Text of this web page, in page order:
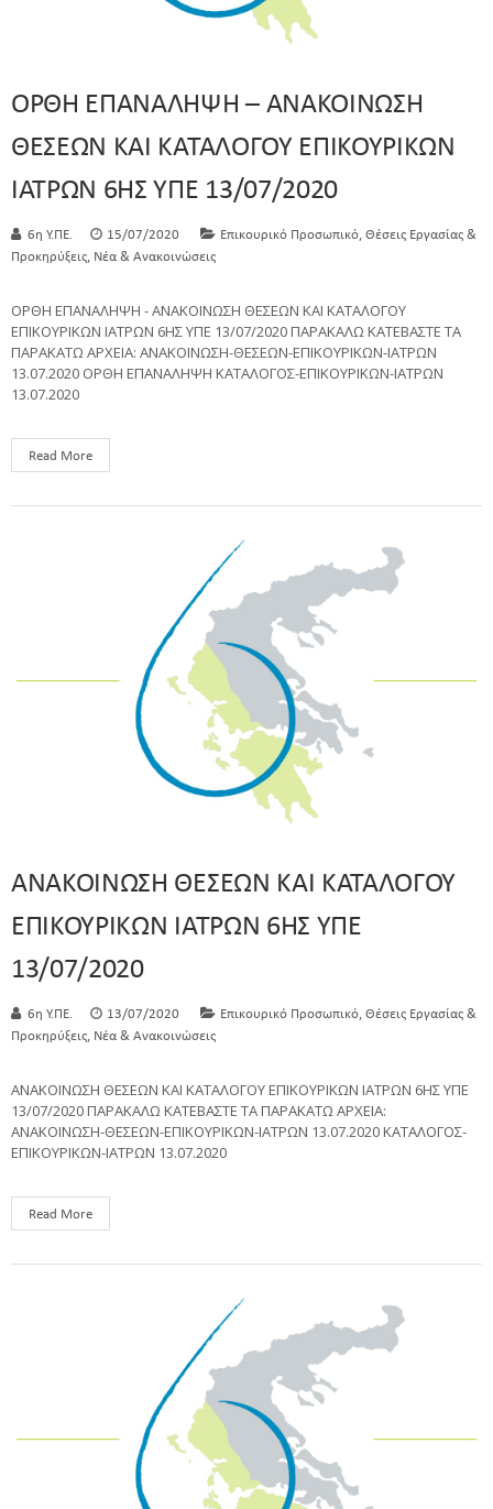
ΟΡΘΗ ΕΠΑΝΑΛΗΨΗ – ΑΝΑΚΟΙΝΩΣΗ
ΘΕΣΕΩΝ ΚΑΙ ΚΑΤΑΛΟΓΟΥ ΕΠΙΚΟΥΡΙΚΩΝ
ΙΑΤΡΩΝ 6ΗΣ ΥΠΕ 13/07/2020
6η Υ.ΠΕ. 15/07/2020 Επικουρικό Προσωπικό, Θέσεις Εργασίας &
Προκηρύξεις, Νέα & Ανακοινώσεις
ΟΡΘΗ ΕΠΑΝΑΛΗΨΗ - ΑΝΑΚΟΙΝΩΣΗ ΘΕΣΕΩΝ ΚΑΙ ΚΑΤΑΛΟΓΟΥ
ΕΠΙΚΟΥΡΙΚΩΝ ΙΑΤΡΩΝ 6ΗΣ ΥΠΕ 13/07/2020 ΠΑΡΑΚΑΛΩ ΚΑΤΕΒΑΣΤΕ ΤΑ
ΠΑΡΑΚΑΤΩ ΑΡΧΕΙΑ: ΑΝΑΚΟΙΝΩΣΗ-ΘΕΣΕΩΝ-ΕΠΙΚΟΥΡΙΚΩΝ-ΙΑΤΡΩΝ
13.07.2020 ΟΡΘΗ ΕΠΑΝΑΛΗΨΗ ΚΑΤΑΛΟΓΟΣ-ΕΠΙΚΟΥΡΙΚΩΝ-ΙΑΤΡΩΝ
13.07.2020
Read More
ΑΝΑΚΟΙΝΩΣΗ ΘΕΣΕΩΝ ΚΑΙ ΚΑΤΑΛΟΓΟΥ
ΕΠΙΚΟΥΡΙΚΩΝ ΙΑΤΡΩΝ 6ΗΣ ΥΠΕ
13/07/2020
6η Υ.ΠΕ. 13/07/2020 Επικουρικό Προσωπικό, Θέσεις Εργασίας &
Προκηρύξεις, Νέα & Ανακοινώσεις
ΑΝΑΚΟΙΝΩΣΗ ΘΕΣΕΩΝ ΚΑΙ ΚΑΤΑΛΟΓΟΥ ΕΠΙΚΟΥΡΙΚΩΝ ΙΑΤΡΩΝ 6ΗΣ ΥΠΕ
13/07/2020 ΠΑΡΑΚΑΛΩ ΚΑΤΕΒΑΣΤΕ ΤΑ ΠΑΡΑΚΑΤΩ ΑΡΧΕΙΑ:
ΑΝΑΚΟΙΝΩΣΗ-ΘΕΣΕΩΝ-ΕΠΙΚΟΥΡΙΚΩΝ-ΙΑΤΡΩΝ 13.07.2020 ΚΑΤΑΛΟΓΟΣ-
ΕΠΙΚΟΥΡΙΚΩΝ-ΙΑΤΡΩΝ 13.07.2020
Read More